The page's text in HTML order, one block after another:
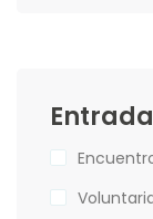
Encuentro
Voluntariado